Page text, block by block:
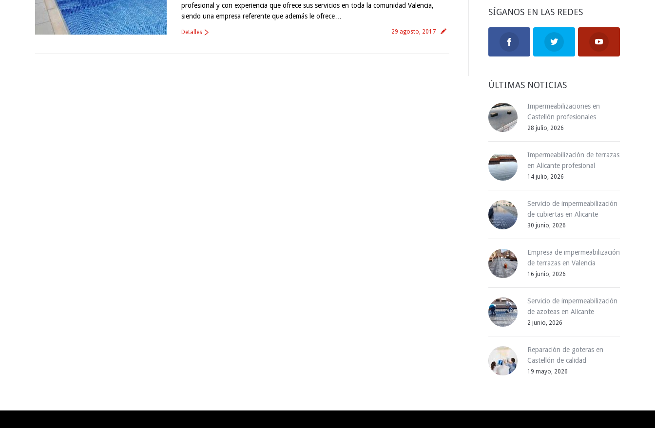
profesional y con experiencia que ofrece sus servicios en toda la comunidad Valencia,
siendo una empresa referente que además le ofrece…
29 agosto, 2017
Detalles
SÍGANOS EN LAS REDES
ÚLTIMAS NOTICIAS
Impermeabilizaciones en
Castellón profesionales
28 julio, 2026
Impermeabilización de terrazas
en Alicante profesional
14 julio, 2026
Servicio de impermeabilización
de cubiertas en Alicante
30 junio, 2026
Empresa de impermeabilización
de terrazas en Valencia
16 junio, 2026
Servicio de impermeabilización
de azoteas en Alicante
2 junio, 2026
Reparación de goteras en
Castellón de calidad
19 mayo, 2026